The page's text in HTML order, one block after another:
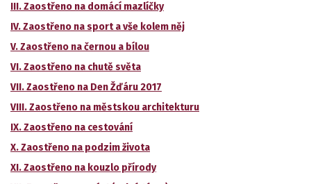
III. Zaostřeno na domácí mazlíčky
IV. Zaostřeno na sport a vše kolem něj
V. Zaostřeno na černou a bílou
VI. Zaostřeno na chutě světa
VII.Zaostřeno na Den Žďáru 2017
VIII.Zaostřeno na městskou architekturu
IX. Zaostřeno na cestování
X. Zaostřeno na podzim života
XI. Zaostřeno na kouzlo přírody